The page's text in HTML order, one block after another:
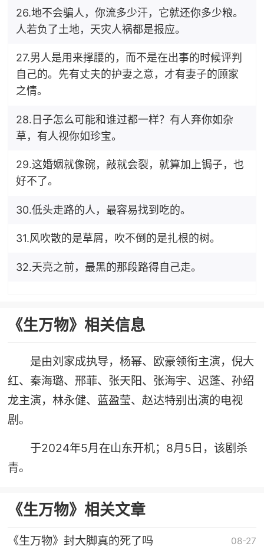
26.地不会骗人，你流多少汗，它就还你多少粮。
人若负了土地，天灾人祸都是报应。
27.男人是用来撑腰的，而不是在出事的时候评判
自己的。先有丈夫的护妻之意，才有妻子的顾家
之情。
28.日子怎么可能和谁过都一样？有人弃你如杂
草，有人视你如珍宝。
29.这婚姻就像碗，敲就会裂，就算加上锔子，也
好不了。
30.低头走路的人，最容易找到吃的。
31.风吹散的是草屑，吹不倒的是扎根的树。
32.天亮之前，最黑的那段路得自己走。
《生万物》相关信息
是由刘家成执导，杨幂、欧豪领衔主演，倪大
红、秦海璐、邢菲、张天阳、张海宇、迟蓬、孙绍
龙主演，林永健、蓝盈莹、赵达特别出演的电视
剧。
于2024年5月在山东开机；8月5日，该剧杀
青。
《生万物》相关文章
《生万物》封大脚真的死了吗 08-27